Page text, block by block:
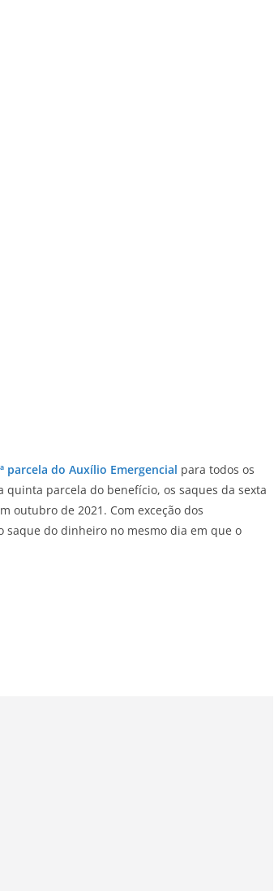
parcela do Auxílio Emergencial para todos os
quinta parcela do benefício, os saques da sexta
outubro de 2021. Com exceção dos
saque do dinheiro no mesmo dia em que o